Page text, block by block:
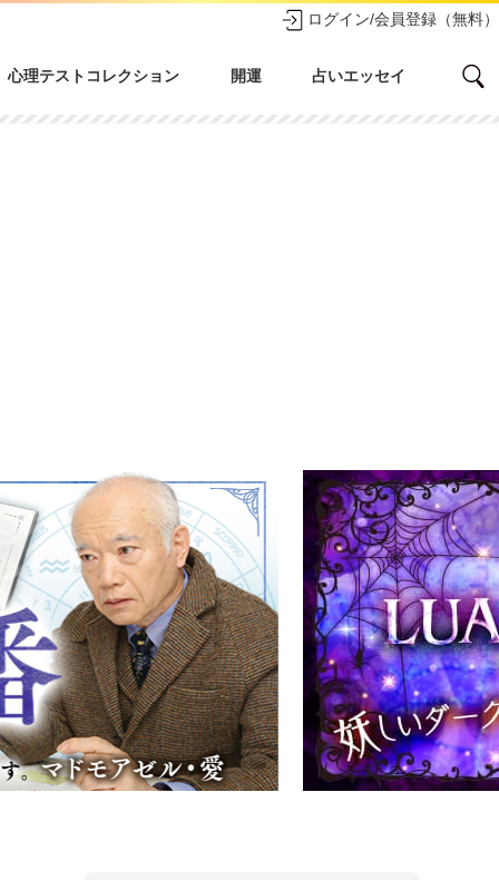
ログイン/会員登録（無料）
心理テストコレクション 開運 占いエッセイ